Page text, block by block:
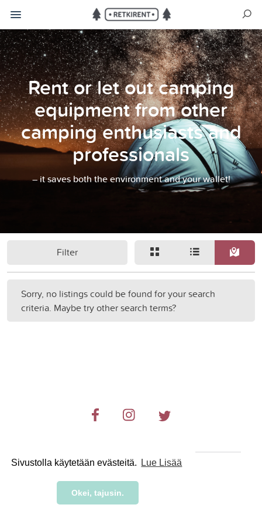
Sivustolla käytetään evästeitä. Lue Lisää
Okei, tajusin.
Rent or let out camping
equipment from other
camping enthusiasts and
professionals
– it saves both the environment and your wallet!
Filter
Sorry, no listings could be found for your search
criteria. Maybe try other search terms?